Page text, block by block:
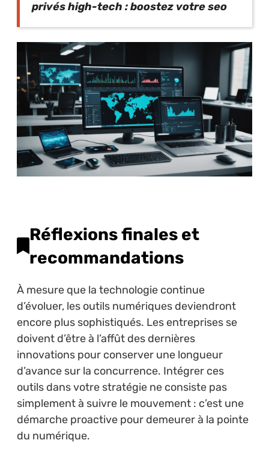
privés high-tech : boostez votre seo
Réflexions finales et
recommandations
À mesure que la technologie continue
d’évoluer, les outils numériques deviendront
encore plus sophistiqués. Les entreprises se
doivent d’être à l’affût des dernières
innovations pour conserver une longueur
d’avance sur la concurrence. Intégrer ces
outils dans votre stratégie ne consiste pas
simplement à suivre le mouvement : c’est une
démarche proactive pour demeurer à la pointe
du numérique.